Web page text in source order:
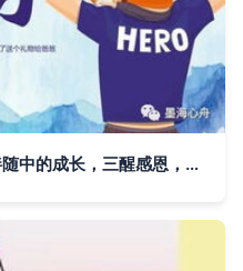
（三色两江新区园）父亲节 伴随中的成长，三醒感恩，育儿满爱心的亲子推燃剪影